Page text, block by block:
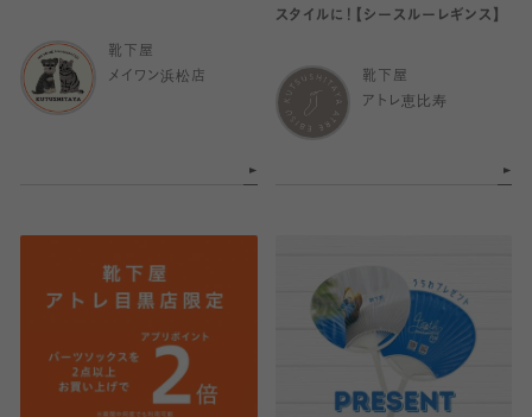
靴下屋
メイワン浜松店
スタイルに！【シースルーレギンス】
靴下屋
アトレ恵比寿